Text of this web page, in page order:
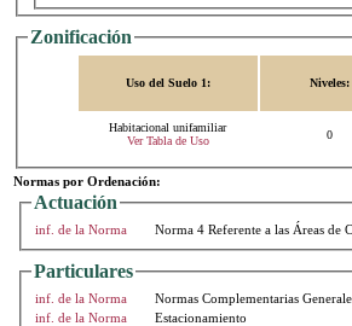
Zonificación
Uso del Suelo 1: Niveles:
Habitacional unifamiliar
Ver Tabla de Uso
0
Normas por Ordenación:
Actuación
inf. de la Norma Norma 4 Referente a las Áreas de
Particulares
inf. de la Norma
Normas Complementarias
inf. de la Norma
Estacionamiento